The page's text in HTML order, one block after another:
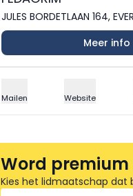
JULES BORDETLAAN 164,
Meer info
Mailen Website
Word
Kies het lidmaatschap dat